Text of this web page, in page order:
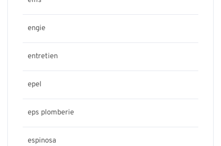
engie
entretien
epel
eps plomberie
espinosa